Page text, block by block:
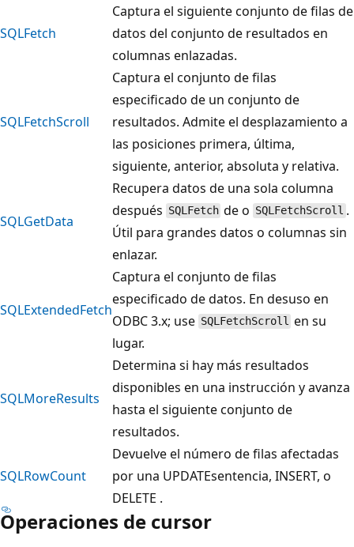
SQLFetch
Captura el siguiente conjunto de filas de
datos del conjunto de resultados en
columnas enlazadas.
SQLFetchScroll
Captura el conjunto de filas
especificado de un conjunto de
resultados. Admite el desplazamiento a
las posiciones primera, última,
siguiente, anterior, absoluta y relativa.
SQLGetData
Recupera datos de una sola columna
después SQLFetch de o SQLFetchScroll .
Útil para grandes datos o columnas sin
enlazar.
SQLExtendedFetch
Captura el conjunto de filas
especificado de datos. En desuso en
ODBC 3.x; use SQLFetchScroll en su
lugar.
SQLMoreResults
Determina si hay más resultados
disponibles en una instrucción y avanza
hasta el siguiente conjunto de
resultados.
SQLRowCount
Devuelve el número de filas afectadas
por una UPDATEsentencia, INSERT, o
DELETE .
Operaciones de cursor